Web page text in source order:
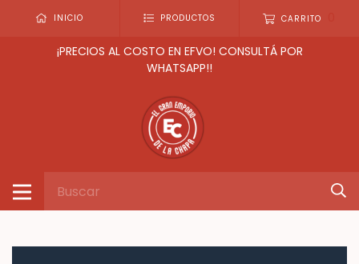
INICIO PRODUCTOS CARRITO
¡PRECIOS AL COSTO EN EFVO! CONSULTÁ POR
WHATSAPP!!